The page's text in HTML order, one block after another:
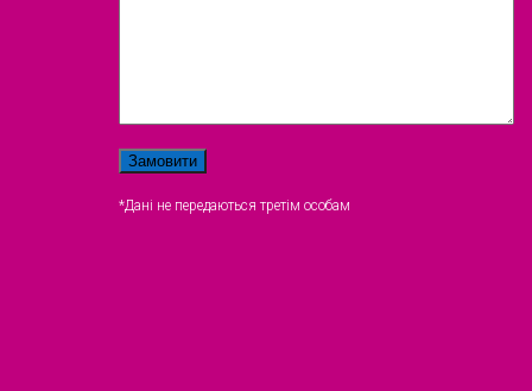
*Дані не передаються третім особам